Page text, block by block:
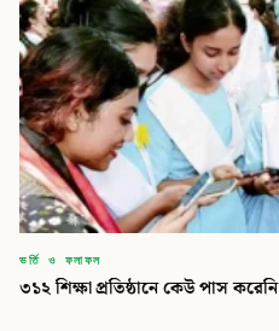
ভর্তি ও ফলাফল
৩১২ শিক্ষা প্রতিষ্ঠানে কেউ পাস করেনি